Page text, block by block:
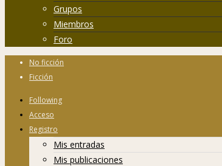
Grupos
Miembros
Foro
No ficción
Ficción
Following
Acceso
Registro
Mis entradas
Mis publicaciones